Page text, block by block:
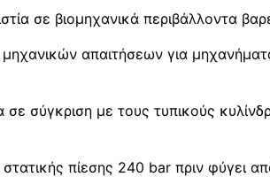
σε βιομηχανικά περιβάλλοντα
απαιτήσεων για
σύγκριση με τους τυπικούς
πίεσης 240 bar πριν φύγει